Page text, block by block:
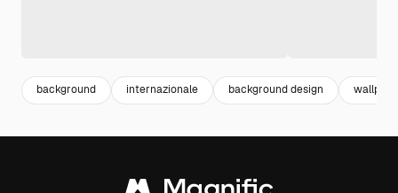
background internazionale background design